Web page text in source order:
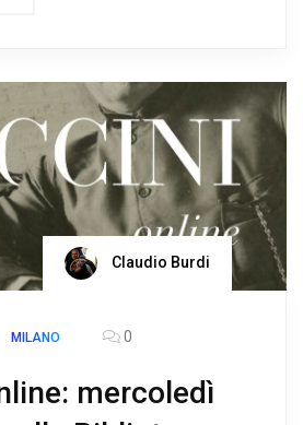
Claudio Burdi
MILANO 0
mercoledì